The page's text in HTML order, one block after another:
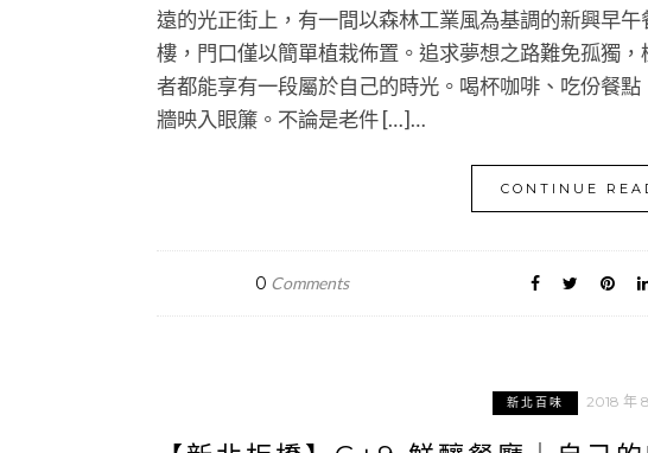
遠的光正街上，有一間以森林工業風為基調的新興早
樓，門口僅以簡單植栽佈置。追求夢想之路難免孤獨
者都能享有一段屬於自己的時光。喝杯咖啡、吃份餐
牆映入眼簾。不論是老件 […]…
CONTINUE
0 Comments
新北百味 2018 年